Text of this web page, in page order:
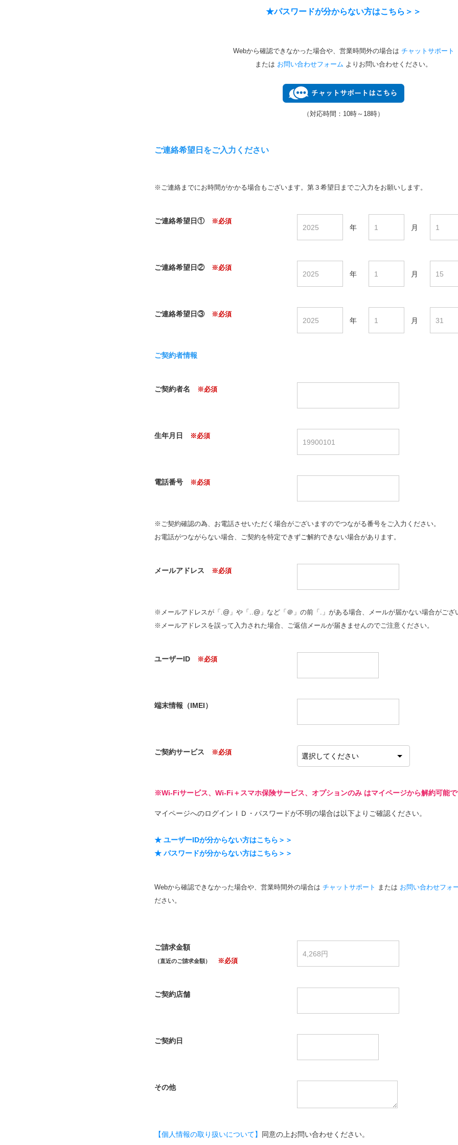
★パスワードが分からない方はこちら＞＞
Webから確認できなかった場合や、営業時間外の場合は チャットサポート
または お問い合わせフォーム よりお問い合わせください。
（対応時間：10時～18時）
ご連絡希望日をご入力ください
※ご連絡までにお時間がかかる場合もございます。第３希望日までご入力をお願いします。
ご連絡希望日① ※必須
年 月
ご連絡希望日② ※必須
年 月
ご連絡希望日③ ※必須
年 月
ご契約者情報
ご契約者名 ※必須
生年月日 ※必須
電話番号 ※必須
※ご契約確認の為、お電話させいただく場合がございますのでつながる番号をご入力ください。
お電話がつながらない場合、ご契約を特定できずご解約できない場合があります。
メールアドレス ※必須
※メールアドレスが「.@」や「..@」など「＠」の前「.」がある場合、メールが届かない場合がご
※メールアドレスを誤って入力された場合、ご返信メールが届きませんのでご注意ください。
ユーザーID ※必須
端末情報（IMEI）
ご契約サービス ※必須
※Wi-Fiサービス、Wi-Fi＋スマホ保険サービス、オプションのみ はマイページから解約可能
マイページへのログインＩＤ・パスワードが不明の場合は以下よりご確認ください。
★ ユーザーIDが分からない方はこちら＞＞
★ パスワードが分からない方はこちら＞＞
Webから確認できなかった場合や、営業時間外の場合は チャットサポート または お問い合わせフォ
ださい。
ご請求金額
（直近のご請求金額） ※必須
ご契約店舗
ご契約日
その他
【個人情報の取り扱いについて】 同意の上お問い合わせください。